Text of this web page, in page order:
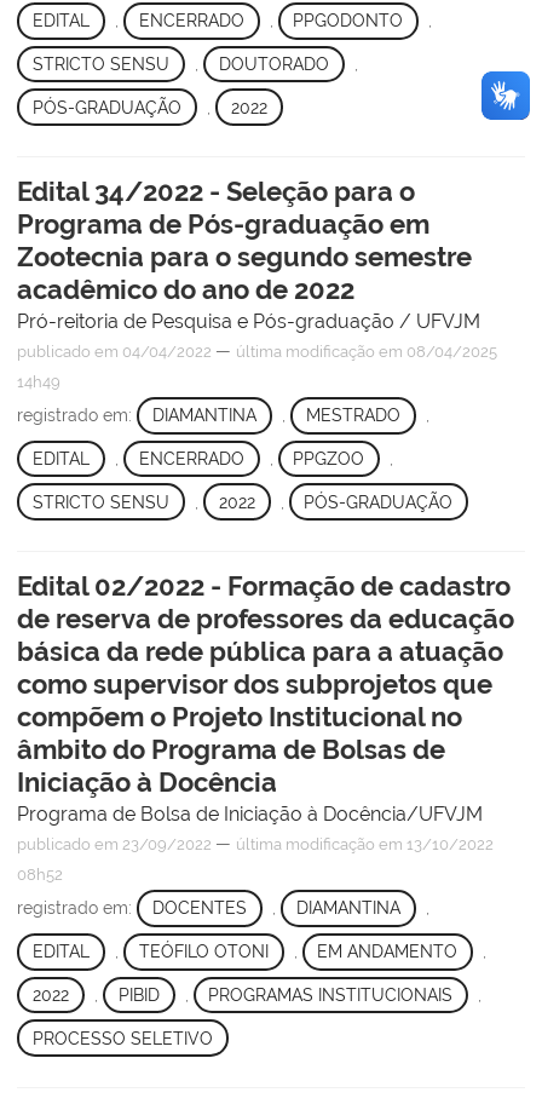
EDITAL ENCERRADO PPGODONTO
STRICTO SENSU DOUTORADO
PÓS-GRADUAÇÃO 2022
Edital 34/2022 - Seleção para o
Programa de Pós-graduação em
Zootecnia para o segundo semestre
acadêmico do ano de 2022
Pró-reitoria de Pesquisa e Pós-graduação / UFVJM
publicado em 04/04/2022 — última modificação em 08/04/2025
14h49
registrado em: DIAMANTINA , MESTRADO ,
EDITAL ENCERRADO PPGZOO
STRICTO SENSU 2022 PÓS-GRADUAÇÃO
Edital 02/2022 - Formação de cadastro
de reserva de professores da educação
básica da rede pública para a atuação
como supervisor dos subprojetos que
compõem o Projeto Institucional no
âmbito do Programa de Bolsas de
Iniciação à Docência
Programa de Bolsa de Iniciação à Docência/UFVJM
publicado em 23/09/2022 — última modificação em 13/10/2022
08h52
registrado em: DOCENTES , DIAMANTINA ,
EDITAL TEÓFILO OTONI EM ANDAMENTO
2022 PIBID PROGRAMAS INSTITUCIONAIS
PROCESSO SELETIVO